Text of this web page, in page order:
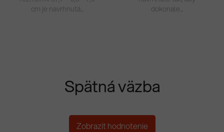
cm je navrhnutá...
dokonale...
Spätná väzba
Zobrazit hodnotenie